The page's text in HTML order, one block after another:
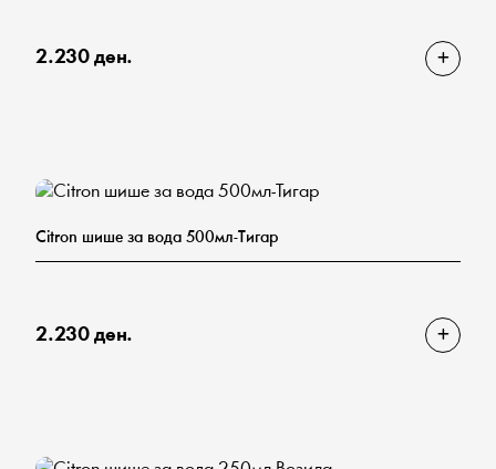
2.230 ден.
Citron шише за вода 500мл-Тигар
2.230 ден.